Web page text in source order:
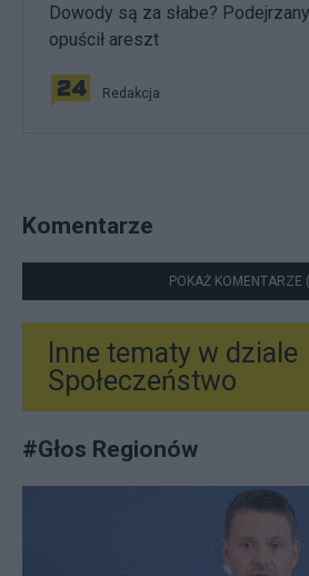
Dowody są za słabe?
opuścił areszt
Redakcja
Komentarze
POKAŻ KOMENTARZE
Inne tematy w dziale
Społeczeństwo
#Głos Regionów